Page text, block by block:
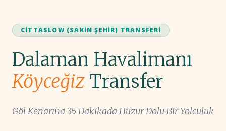
CITTASLOW (SAKIN ŞEHIR) TRANSFERI
Dalaman Havalimanı
Köyceğiz Transfer
Göl Kenarına 35 Dakikada Huzur Dolu Bir Yolculuk